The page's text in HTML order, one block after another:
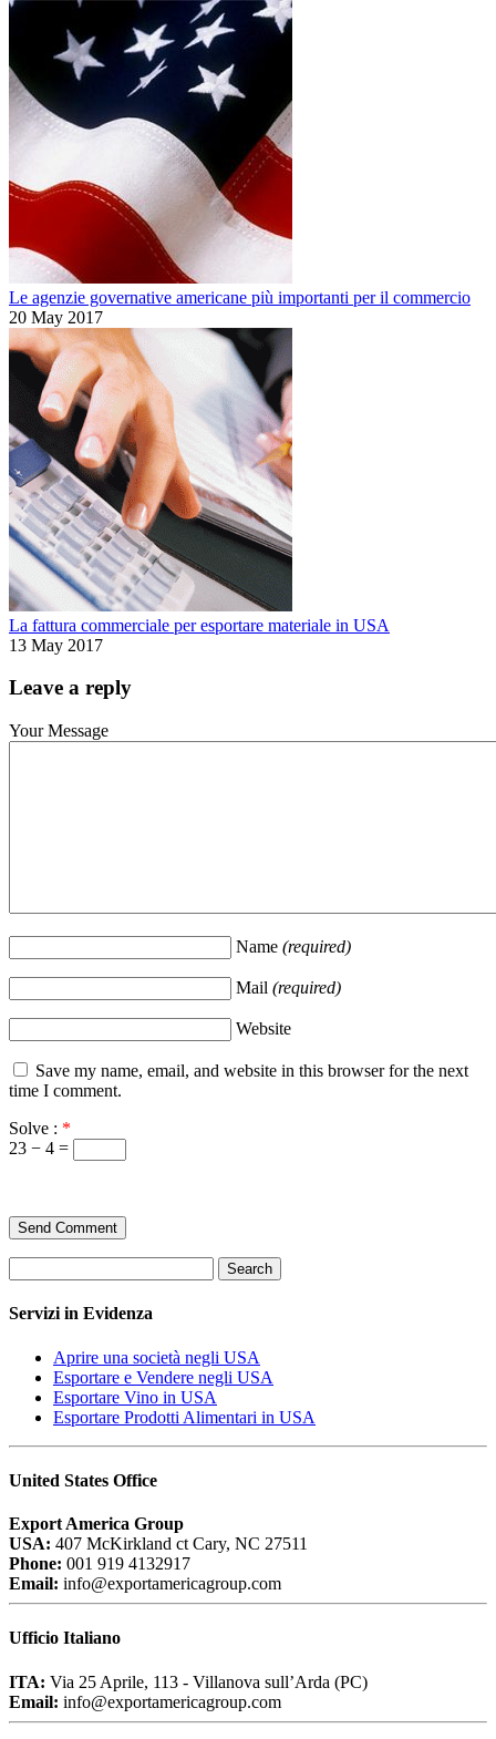
Le agenzie governative americane più importanti per il commercio
20 May 2017
La fattura commerciale per esportare materiale in USA
13 May 2017
Leave a reply
Your Message
Name (required)
Mail (required)
Website
Save my name, email, and website in this browser for the next
time I comment.
Solve : *
23 − 4 =
Search
Servizi in Evidenza
Aprire una società negli USA
Esportare e Vendere negli USA
Esportare Vino in USA
Esportare Prodotti Alimentari in USA
United States Office
Export America Group
USA: 407 McKirkland ct Cary, NC 27511
Phone: 001 919 4132917
Email: info@exportamericagroup.com
Ufficio Italiano
ITA: Via 25 Aprile, 113 - Villanova sull’Arda (PC)
Email: info@exportamericagroup.com